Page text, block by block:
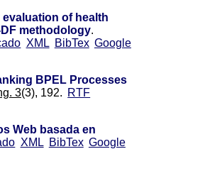
evaluation of health
methodology.
XML BibTex Google
BPEL Processes
3(3), 192. RTF
Web basada en
XML BibTex Google